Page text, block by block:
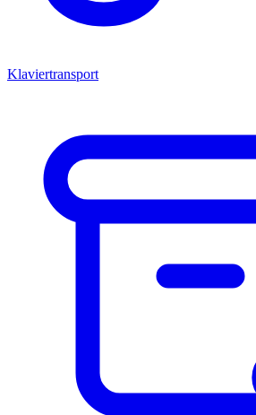
Klaviertransport